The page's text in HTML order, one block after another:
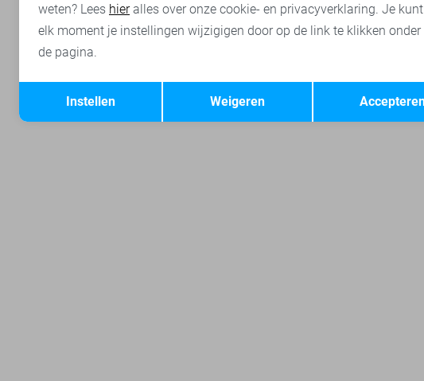
Terug Opslaan
weten? Lees hieralles over onze cookie- en privacyverklaring. Je
elk moment je instellingen wijzigigen door op de link te klikken onder
de pagina.
Weigeren
Instellen